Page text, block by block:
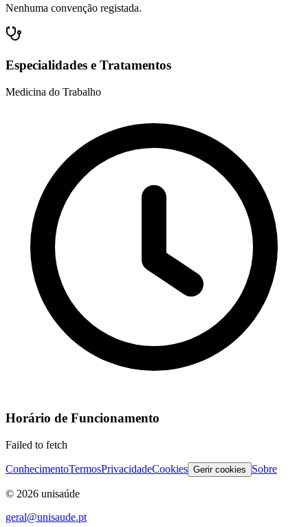
Nenhuma convenção registada.
Especialidades e Tratamentos
Medicina do Trabalho
Horário de Funcionamento
Failed to fetch
ConhecimentoTermosPrivacidadeCookies Gerir cookies Sobre
© 2026 unisaúde
geral@unisaude.pt